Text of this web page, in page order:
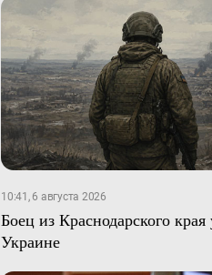
10:41, 6 августа 2026
Боец из Краснодарского
Украине